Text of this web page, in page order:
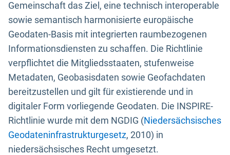
Gemeinschaft das Ziel, eine technisch interoperable
sowie semantisch harmonisierte europäische
Geodaten-Basis mit integrierten raumbezogenen
Informationsdiensten zu schaffen. Die Richtlinie
verpflichtet die Mitgliedsstaaten, stufenweise
Metadaten, Geobasisdaten sowie Geofachdaten
bereitzustellen und gilt für existierende und in
digitaler Form vorliegende Geodaten. Die INSPIRE-
Richtlinie wurde mit dem NGDIG (Niedersächsisches
Geodateninfrastrukturgesetz, 2010) in
niedersächsisches Recht umgesetzt.